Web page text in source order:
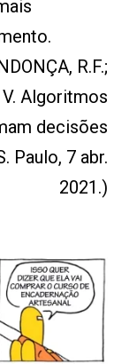
R.F.;
V. Algoritmos
decisões
Paulo, 7 abr.
2021.)